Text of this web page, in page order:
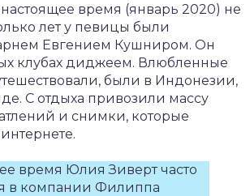
время (январь 2020) не
лет у певицы были
Евгением Кушниром. Он
клубах диджеем. Влюбленные
были в Индонезии,
С отдыха привозили массу
и снимки, которые
время Юлия Зиверт часто
в компании Филиппа